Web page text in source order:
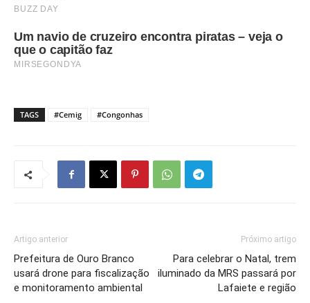
TAGS #Cemig #Congonhas
Artigo anterior
Prefeitura de Ouro Branco
usará drone para fiscalização
e monitoramento ambiental
Próximo artigo
Para celebrar o Natal, trem
iluminado da MRS passará por
Lafaiete e região